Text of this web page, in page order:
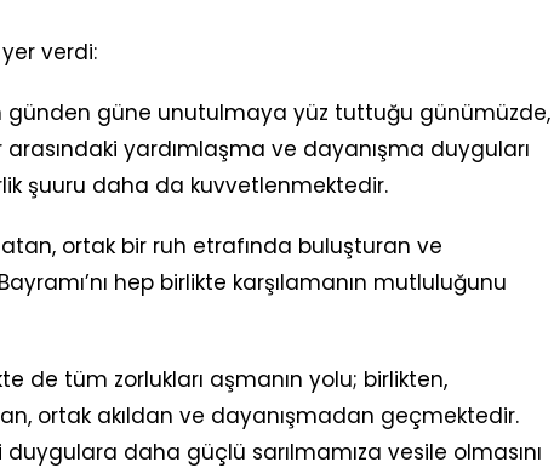
verdi:
günden güne unutulmaya yüz tuttuğu günümüzde,
yardımlaşma ve dayanışma duyguları
şuuru daha da kuvvetlenmektedir.
ortak bir ruh etrafında buluşturan ve
hep birlikte karşılamanın mutluluğunu
de tüm zorlukları aşmanın yolu; birlikten,
ortak akıldan ve dayanışmadan geçmektedir.
duygulara daha güçlü sarılmamıza vesile olmasını